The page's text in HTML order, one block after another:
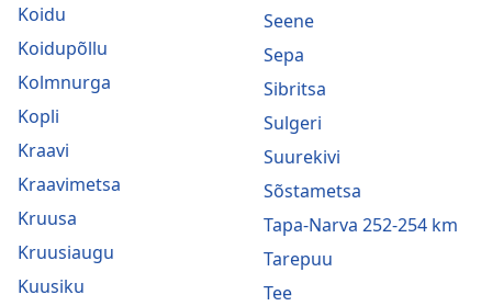
Koidu
Koidupõllu
Kolmnurga
Kopli
Kraavi
Kraavimetsa
Kruusa
Kruusiaugu
Kuusiku
Seene
Sepa
Sibritsa
Sulgeri
Suurekivi
Sõstametsa
Tapa-Narva 252-254 km
Tarepuu
Tee